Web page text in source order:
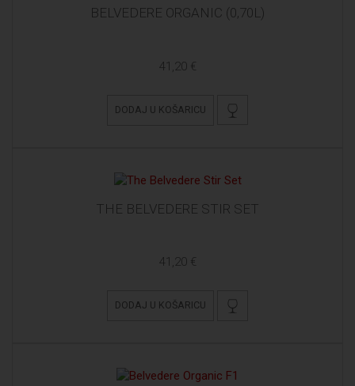
BELVEDERE ORGANIC (0,70L)
41,20 €
DODAJ U KOŠARICU
THE BELVEDERE STIR SET
41,20 €
DODAJ U KOŠARICU